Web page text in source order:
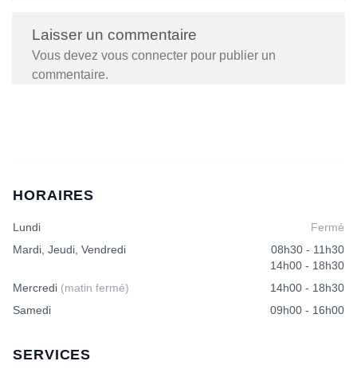
Laisser un commentaire
Vous devez vous connecter pour publier un
commentaire.
HORAIRES
Lundi
Fermé
Mardi, Jeudi, Vendredi
08h30 - 11h30
14h00 - 18h30
Mercredi (matin fermé)
14h00 - 18h30
Samedi
09h00 - 16h00
SERVICES